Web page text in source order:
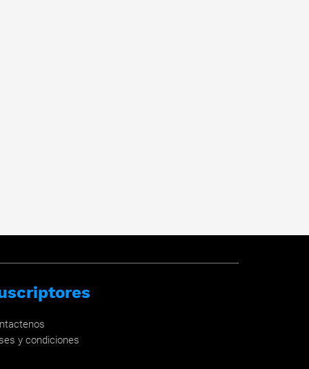
y condiciones